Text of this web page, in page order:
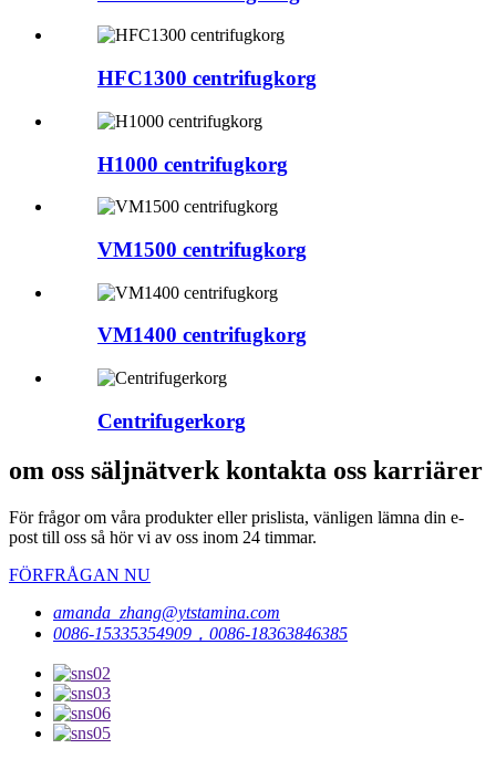
HFC1300 centrifugkorg
H1000 centrifugkorg
VM1500 centrifugkorg
VM1400 centrifugkorg
Centrifugerkorg
om oss säljnätverk kontakta oss karriärer
För frågor om våra produkter eller prislista, vänligen lämna din e-
post till oss så hör vi av oss inom 24 timmar.
FÖRFRÅGAN NU
amanda_zhang@ytstamina.com
0086-15335354909，0086-18363846385